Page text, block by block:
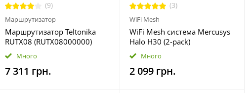
(9)
Маршрутизатор
Маршрутизатор Teltonika
RUTX08 (RUTX08000000)
Много
7 311 грн.
(3)
WiFi Mesh
WiFi Mesh система Mercusys
Halo H30 (2-pack)
Много
2 099 грн.